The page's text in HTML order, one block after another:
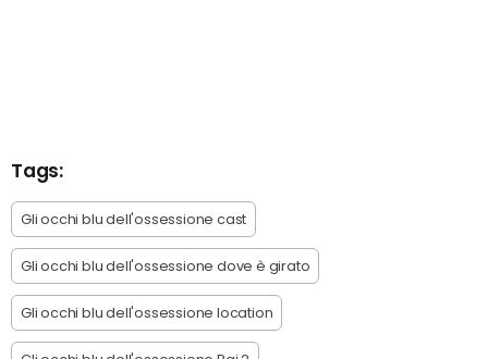
Tags:
Gli occhi blu dell'ossessione cast
Gli occhi blu dell'ossessione dove è girato
Gli occhi blu dell'ossessione location